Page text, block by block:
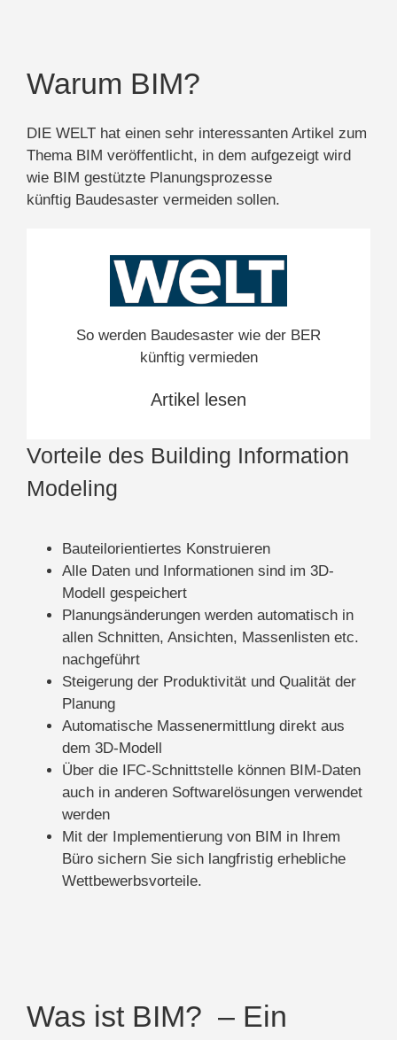
Warum BIM?
DIE WELT hat einen sehr interessanten Artikel zum
Thema BIM veröffentlicht, in dem aufgezeigt wird
wie BIM gestützte Planungsprozesse
künftig Baudesaster vermeiden sollen.
So werden Baudesaster wie der BER
künftig vermieden
Artikel lesen
Vorteile des Building Information
Modeling
Bauteilorientiertes Konstruieren
Alle Daten und Informationen sind im 3D-
Modell gespeichert
Planungsänderungen werden automatisch in
allen Schnitten, Ansichten, Massenlisten etc.
nachgeführt
Steigerung der Produktivität und Qualität der
Planung
Automatische Massenermittlung direkt aus
dem 3D-Modell
Über die IFC-Schnittstelle können BIM-Daten
auch in anderen Softwarelösungen verwendet
werden
Mit der Implementierung von BIM in Ihrem
Büro sichern Sie sich langfristig erhebliche
Wettbewerbsvorteile.
Was ist BIM? – Ein